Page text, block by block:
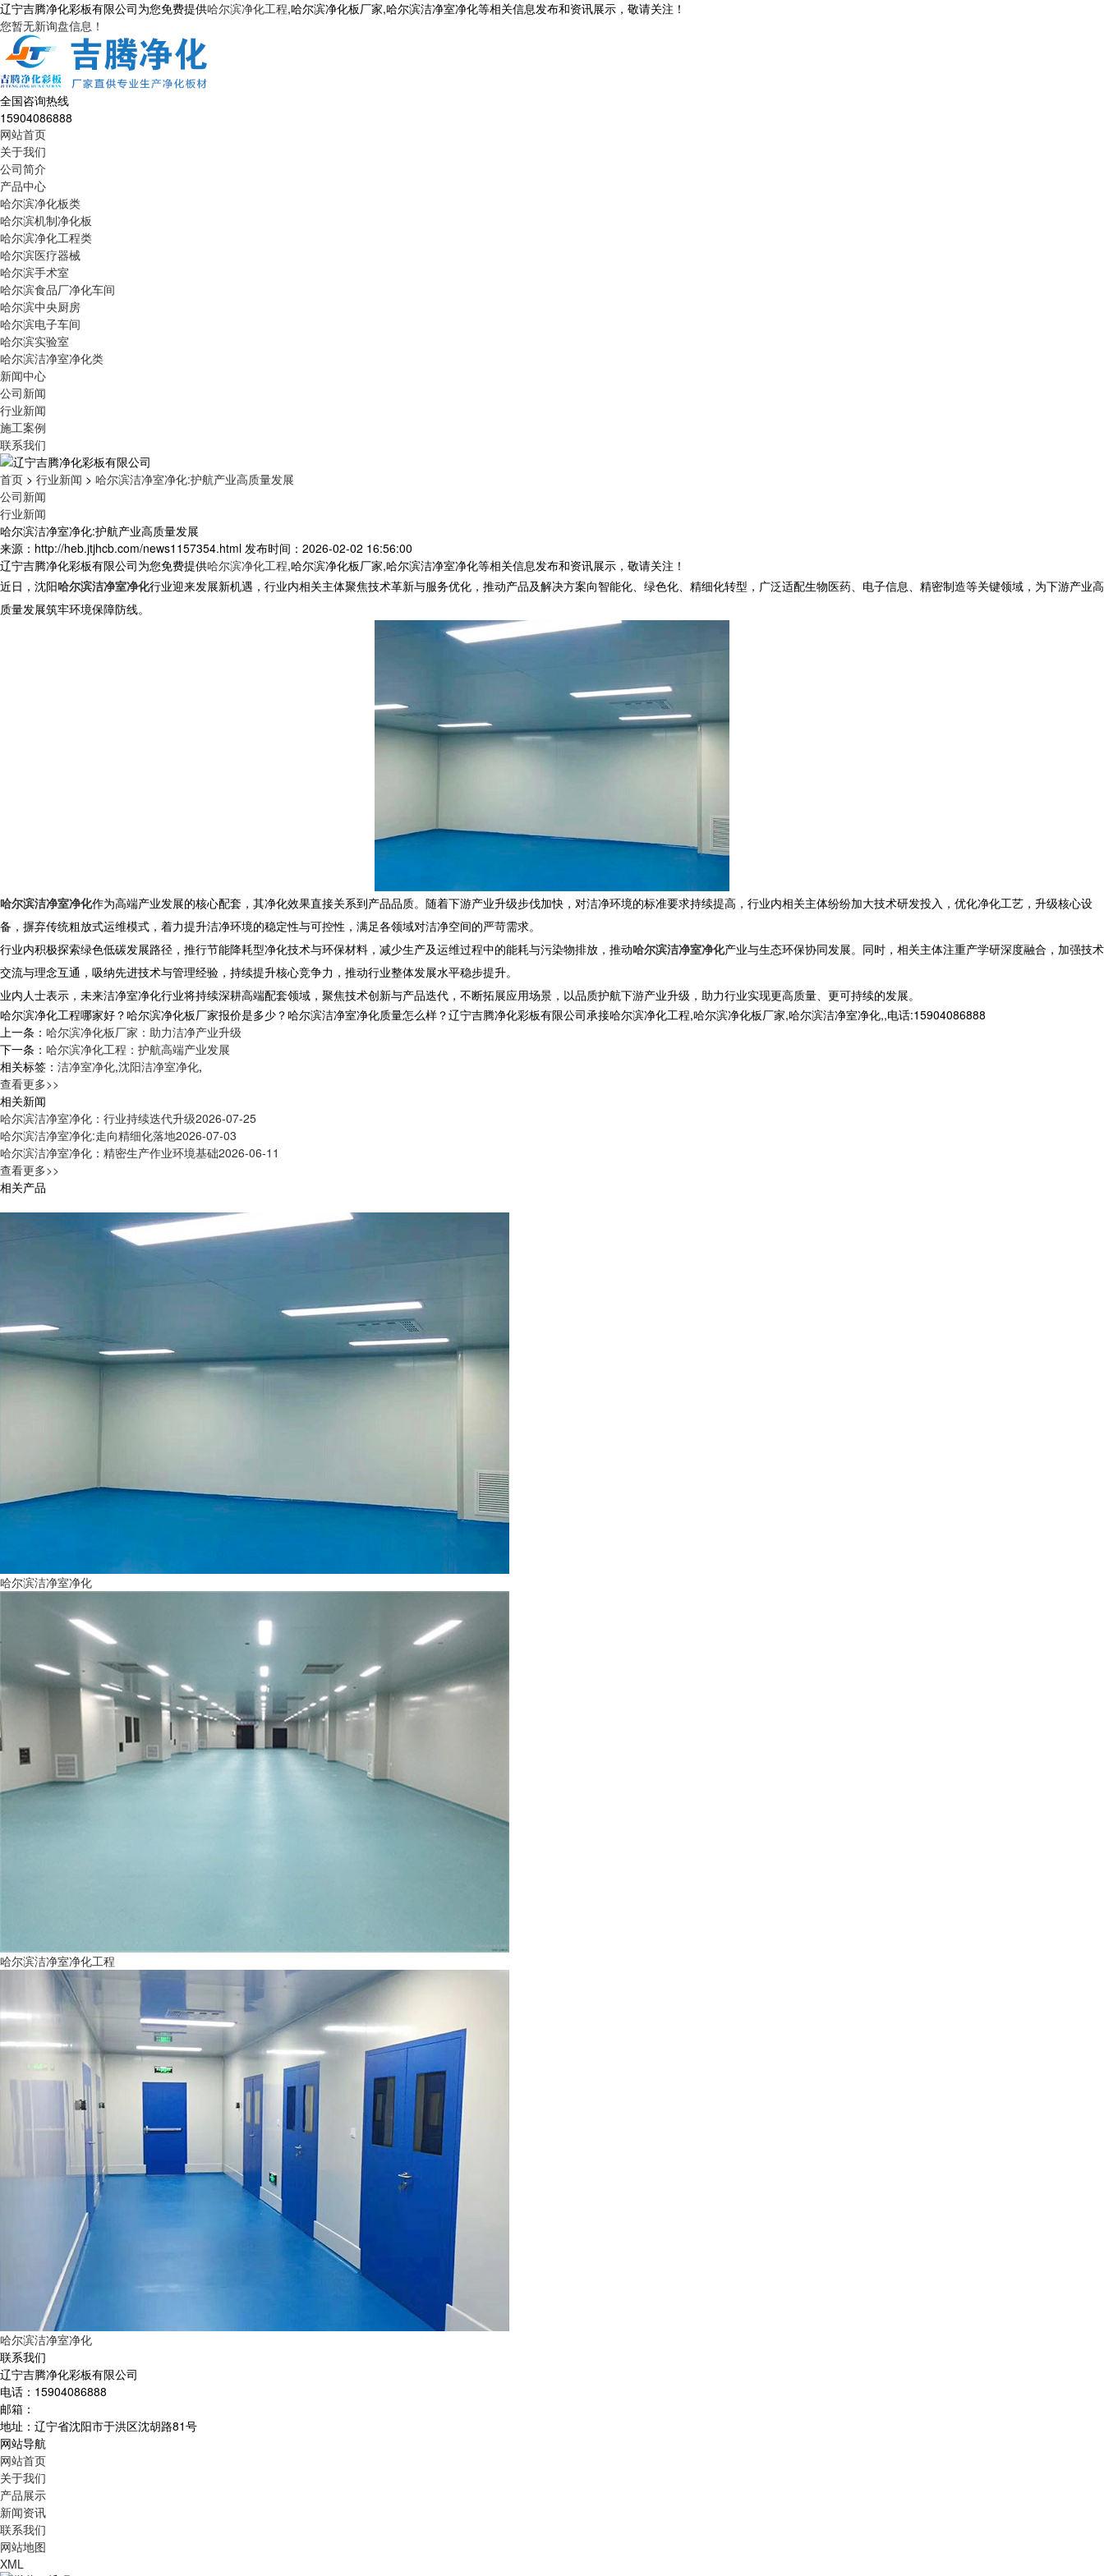
辽宁吉腾净化彩板有限公司为您免费提供哈尔滨净化工程,哈尔滨净化板厂家,哈尔滨洁净室净化等相关信息发布和资讯展示，敬请关注！
您暂无新询盘信息！
全国咨询热线
15904086888
网站首页
关于我们
公司简介
产品中心
哈尔滨净化板类
哈尔滨机制净化板
哈尔滨净化工程类
哈尔滨医疗器械
哈尔滨手术室
哈尔滨食品厂净化车间
哈尔滨中央厨房
哈尔滨电子车间
哈尔滨实验室
哈尔滨洁净室净化类
新闻中心
公司新闻
行业新闻
施工案例
联系我们
首页 > 行业新闻 > 哈尔滨洁净室净化:护航产业高质量发展
公司新闻
行业新闻
哈尔滨洁净室净化:护航产业高质量发展
来源：http://heb.jtjhcb.com/news1157354.html 发布时间：2026-02-02 16:56:00
辽宁吉腾净化彩板有限公司为您免费提供哈尔滨净化工程,哈尔滨净化板厂家,哈尔滨洁净室净化等相关信息发布和资讯展示，敬请关注！
近日，沈阳哈尔滨洁净室净化行业迎来发展新机遇，行业内相关主体聚焦技术革新与服务优化，推动产品及解决方案向智能化、绿色化、精细化转型，广泛适配生物医药、电子信息、精密制造等关键领域，为下游产业高
质量发展筑牢环境保障防线。
哈尔滨洁净室净化作为高端产业发展的核心配套，其净化效果直接关系到产品品质。随着下游产业升级步伐加快，对洁净环境的标准要求持续提高，行业内相关主体纷纷加大技术研发投入，优化净化工艺，升级核心设
备，摒弃传统粗放式运维模式，着力提升洁净环境的稳定性与可控性，满足各领域对洁净空间的严苛需求。
行业内积极探索绿色低碳发展路径，推行节能降耗型净化技术与环保材料，减少生产及运维过程中的能耗与污染物排放，推动哈尔滨洁净室净化产业与生态环保协同发展。同时，相关主体注重产学研深度融合，加强技术
交流与理念互通，吸纳先进技术与管理经验，持续提升核心竞争力，推动行业整体发展水平稳步提升。
业内人士表示，未来洁净室净化行业将持续深耕高端配套领域，聚焦技术创新与产品迭代，不断拓展应用场景，以品质护航下游产业升级，助力行业实现更高质量、更可持续的发展。
哈尔滨净化工程哪家好？哈尔滨净化板厂家报价是多少？哈尔滨洁净室净化质量怎么样？辽宁吉腾净化彩板有限公司承接哈尔滨净化工程,哈尔滨净化板厂家,哈尔滨洁净室净化,,电话:15904086888
上一条： 哈尔滨净化板厂家：助力洁净产业升级
下一条： 哈尔滨净化工程：护航高端产业发展
相关标签： 洁净室净化,沈阳洁净室净化,
查看更多>>
相关新闻
哈尔滨洁净室净化：行业持续迭代升级2026-07-25
哈尔滨洁净室净化:走向精细化落地2026-07-03
哈尔滨洁净室净化：精密生产作业环境基础2026-06-11
查看更多>>
相关产品
哈尔滨洁净室净化
哈尔滨洁净室净化工程
哈尔滨洁净室净化
联系我们
辽宁吉腾净化彩板有限公司
电话：15904086888
邮箱：
地址：辽宁省沈阳市于洪区沈胡路81号
网站导航
网站首页
关于我们
产品展示
新闻资讯
联系我们
网站地图
XML